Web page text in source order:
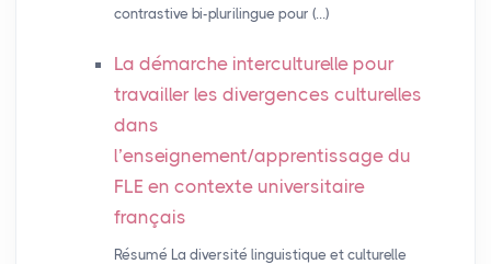
contrastive bi-plurilingue pour (…)
La démarche interculturelle pour
travailler les divergences culturelles
dans
l’enseignement/apprentissage du
FLE en contexte universitaire
français
Résumé La diversité linguistique et culturelle